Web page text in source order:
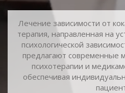
Лечение зависимости от
терапия, направленная на
психологической
предлагают современные
психотерапии и
обеспечивая